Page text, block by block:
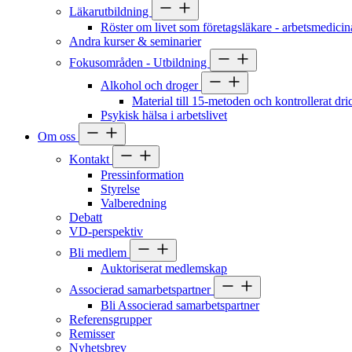
Läkarutbildning
Röster om livet som företagsläkare -
Andra kurser & seminarier
Fokusområden - Utbildning
Alkohol och droger
Material till 15-metoden och kontrollerat
Psykisk hälsa i arbetslivet
Om oss
Kontakt
Pressinformation
Styrelse
Valberedning
Debatt
VD-perspektiv
Bli medlem
Auktoriserat medlemskap
Associerad samarbetspartner
Bli Associerad samarbetspartner
Referensgrupper
Remisser
Nyhetsbrev